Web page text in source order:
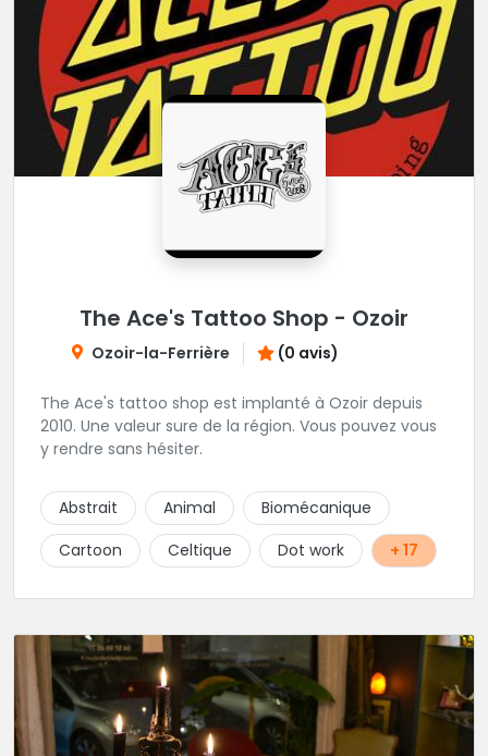
The Ace's Tattoo Shop - Ozoir
Ozoir-la-Ferrière (0 avis)
The Ace's tattoo shop est implanté à Ozoir depuis
2010. Une valeur sure de la région. Vous pouvez vous
y rendre sans hésiter.
Abstrait Animal
Biomécanique
Cartoon
Celtique Dot work + 17